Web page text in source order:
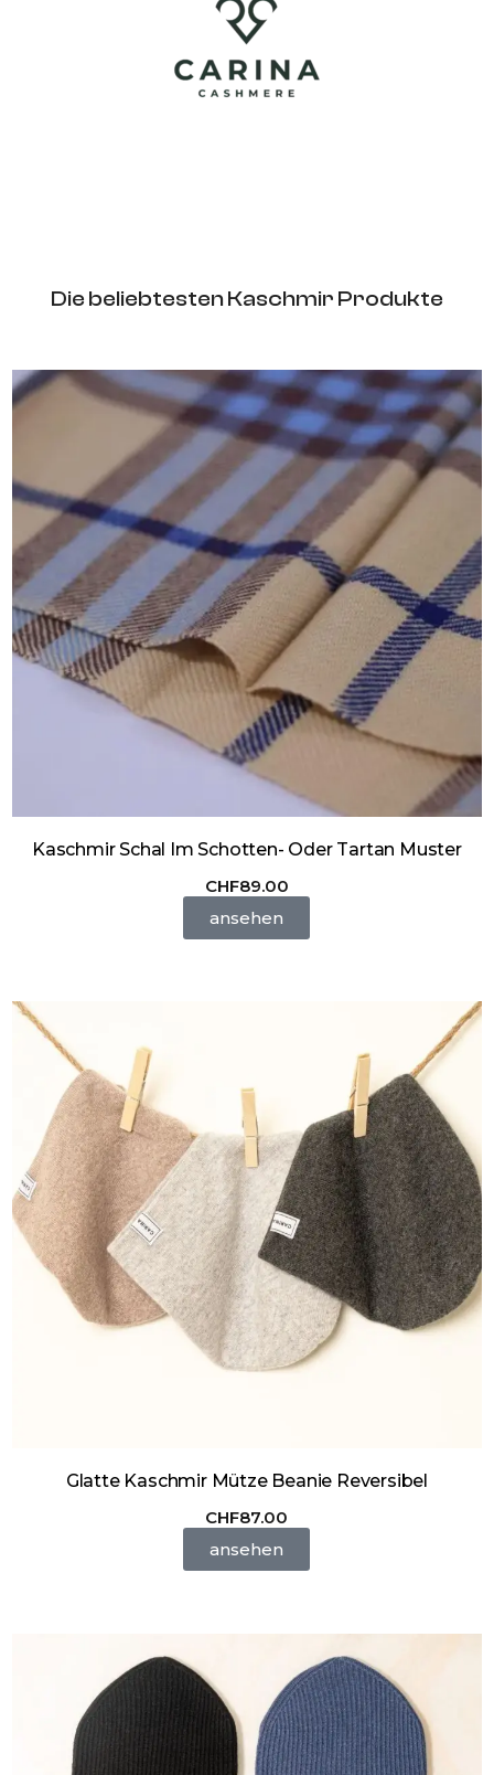
Die beliebtesten Kaschmir Produkte
Kaschmir Schal Im Schotten- Oder Tartan Muster
CHF89.00
ansehen
Glatte Kaschmir Mütze Beanie Reversibel
CHF87.00
ansehen